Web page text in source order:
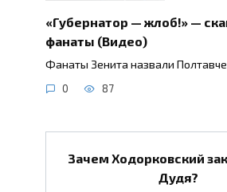
«Губернатор — жлоб!» —
фанаты (Видео)
Фанаты Зенита назвали
0 87
Зачем Ходорковский
Дудя?